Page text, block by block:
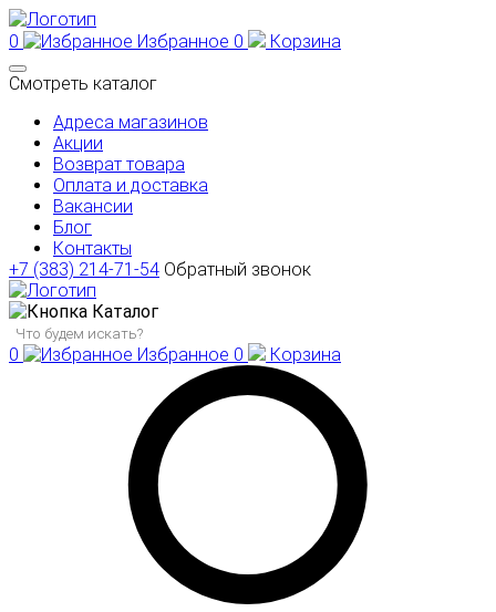
0 Избранное 0
Корзина
Смотреть каталог
Адреса магазинов
Акции
Возврат товара
Оплата и доставка
Вакансии
Блог
Контакты
+7 (383) 214-71-54 Обратный звонок
Каталог
0 Избранное 0 Корзина